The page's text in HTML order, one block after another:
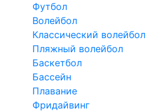
Футбол
Волейбол
Классический волейбол
Пляжный волейбол
Баскетбол
Бассейн
Плавание
Фридайвинг